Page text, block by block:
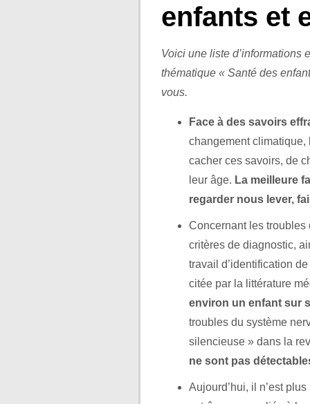
enfants et
Voici une liste d’informations
thématique « Santé des
vous.
Face à des savoirs
changement climatique,
cacher ces savoirs, de
leur âge. La meilleure
regarder nous lever,
Concernant les troubles
critères de diagnostic,
travail d’identification
citée par la littérature
environ un enfant sur
troubles du système
silencieuse » dans la
ne sont pas
Aujourd’hui, il n’est